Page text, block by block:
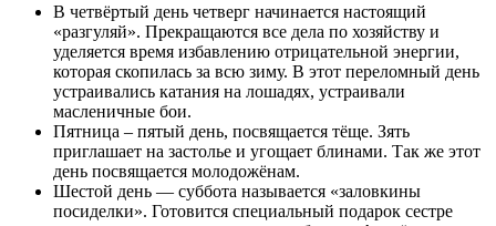
В четвёртый день четверг начинается настоящий
«разгуляй». Прекращаются все дела по хозяйству и
уделяется время избавлению отрицательной энергии,
которая скопилась за всю зиму. В этот переломный день
устраивались катания на лошадях, устраивали
масленичные бои.
Пятница – пятый день, посвящается тёще. Зять
приглашает на застолье и угощает блинами. Так же этот
день посвящается молодожёнам.
Шестой день — суббота называется «заловкины
посиделки». Готовится специальный подарок сестре